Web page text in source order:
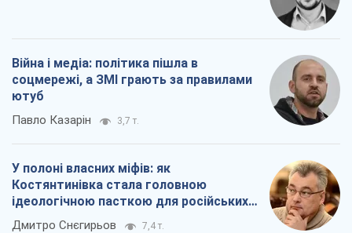
Війна і медіа: політика пішла в
соцмережі, а ЗМІ грають за правилами
ютуб
Павло Казарін 3,7 т.
У полоні власних міфів: як
Костянтинівка стала головною
ідеологічною пасткою для російських
окупантів
Дмитро Снєгирьов 7,4 т.